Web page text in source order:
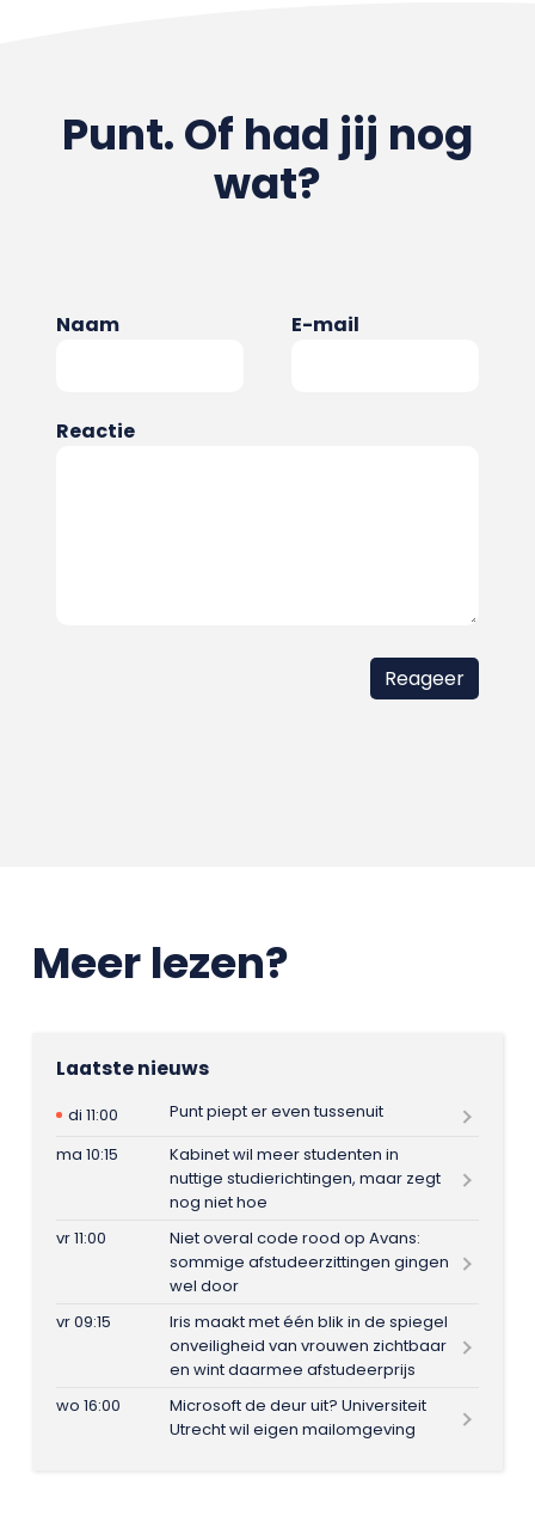
Punt. Of had jij nog
wat?
Naam E-mail
Reactie
Meer lezen?
Laatste nieuws
di 11:00
Punt piept er even tussenuit
ma 10:15
Kabinet wil meer studenten in
nuttige studierichtingen, maar zegt
nog niet hoe
vr 11:00
Niet overal code rood op Avans:
sommige afstudeerzittingen gingen
wel door
vr 09:15
Iris maakt met één blik in de spiegel
onveiligheid van vrouwen zichtbaar
en wint daarmee afstudeerprijs
wo 16:00
Microsoft de deur uit? Universiteit
Utrecht wil eigen mailomgeving